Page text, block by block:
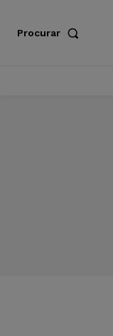
Procurar